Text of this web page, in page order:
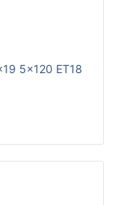
5x120 ET18